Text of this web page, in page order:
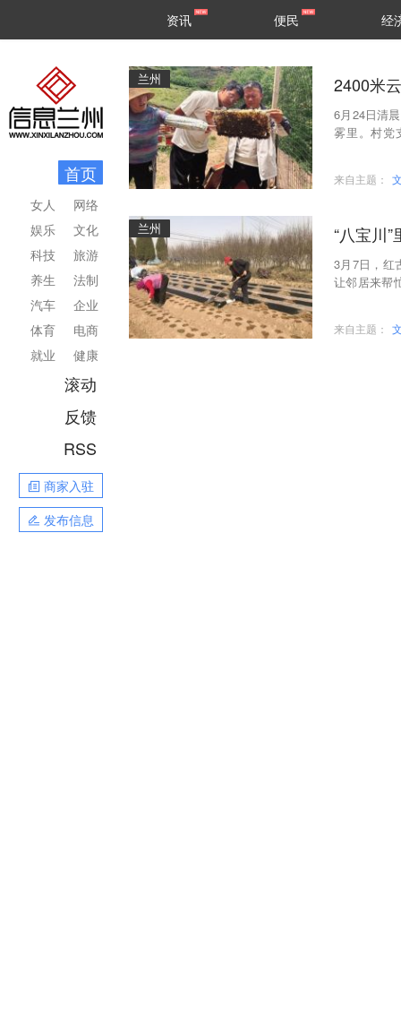
区县
资讯 便民 经
首页
网络
文化
旅游
法制
企业
电商
健康
女人
娱乐
科技
养生
汽车
体育
就业
滚动
反馈
RSS
商家入驻
发布信息
兰州 2400米
6月24日清
雾里。村党
来自主题：
兰州 “八宝川
3月7日，红
让邻居来帮
来自主题：